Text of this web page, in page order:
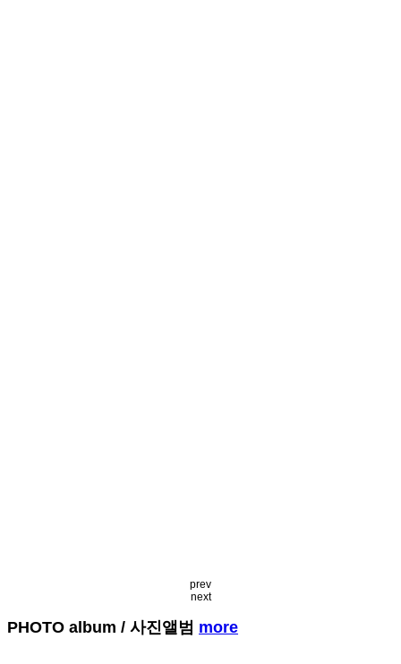
prev
next
PHOTO album / 사진앨범 more